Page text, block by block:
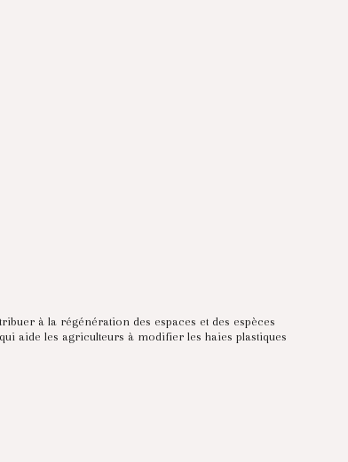
à la régénération des espaces et des espèces
aide les agriculteurs à modifier les haies plastiques